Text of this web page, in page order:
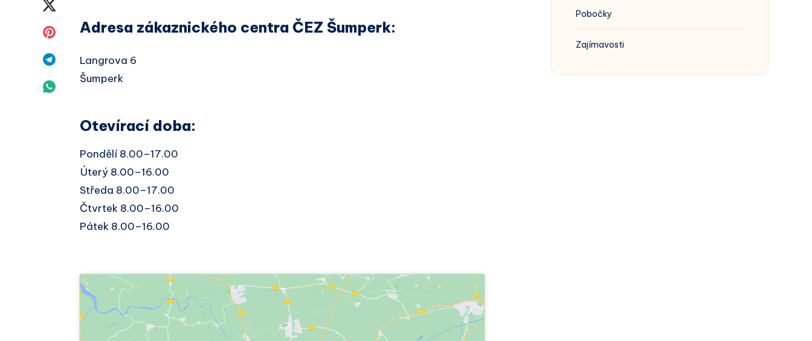
Facebook
Sdílet
Pinterest
Sdílet
Sdílet
Whatsapp
Adresa zákaznického centra ČEZ Šumperk:
Langrova 6
Šumperk
Otevírací doba:
Pondělí 8.00–17.00
Úterý 8.00–16.00
Středa 8.00–17.00
Čtvrtek 8.00–16.00
Pátek 8.00–16.00
Pobočky
Zajímavosti